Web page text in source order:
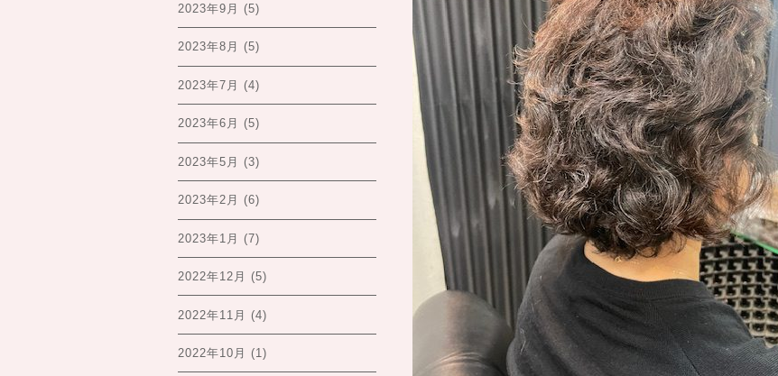
2023年9月 (5)
2023年8月 (5)
2023年7月 (4)
2023年6月 (5)
2023年5月 (3)
2023年2月 (6)
2023年1月 (7)
2022年12月 (5)
2022年11月 (4)
2022年10月 (1)